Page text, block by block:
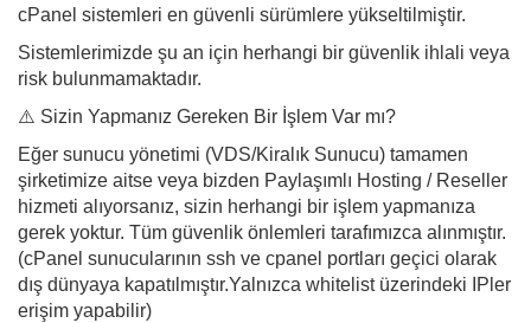
cPanel sistemleri en güvenli sürümlere yükseltilmiştir.
Sistemlerimizde şu an için herhangi bir güvenlik ihlali veya
risk bulunmamaktadır.
⚠️ Sizin Yapmanız Gereken Bir İşlem Var mı?
Eğer sunucu yönetimi (VDS/Kiralık Sunucu) tamamen
şirketimize aitse veya bizden Paylaşımlı Hosting / Reseller
hizmeti alıyorsanız, sizin herhangi bir işlem yapmanıza
gerek yoktur. Tüm güvenlik önlemleri tarafımızca alınmıştır.
(cPanel sunucularının ssh ve cpanel portları geçici olarak
dış dünyaya kapatılmıştır.Yalnızca whitelist üzerindeki IPler
erişim yapabilir)